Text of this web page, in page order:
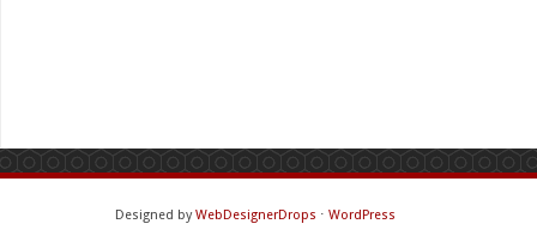
Designed byWebDesignerDrops ⋅ WordPress